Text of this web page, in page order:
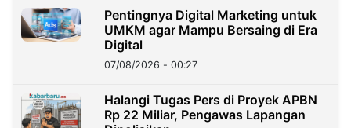
Pentingnya Digital Marketing untuk
UMKM agar Mampu Bersaing di Era
Digital
07/08/2026 - 00:27
Halangi Tugas Pers di Proyek APBN
Rp 22 Miliar, Pengawas Lapangan